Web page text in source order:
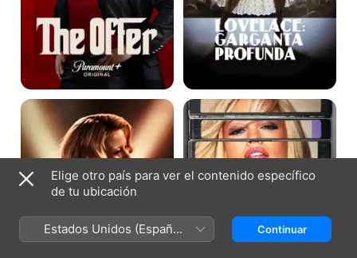
MaXXXine
Pam
&
Tommy
Elige otro país para ver el contenido específico
de tu ubicación
Estados Unidos (Español
México)
Continuar